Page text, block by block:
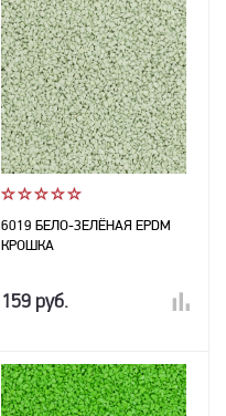
6019 БЕЛО-ЗЕЛЁНАЯ EPDM
КРОШКА
159 руб.